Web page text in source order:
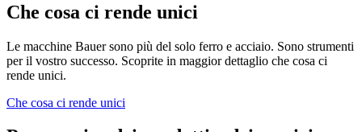
Che cosa ci rende unici
Le macchine Bauer sono più del solo ferro e acciaio. Sono strumenti
per il vostro successo. Scoprite in maggior dettaglio che cosa ci
rende unici.
Che cosa ci rende unici